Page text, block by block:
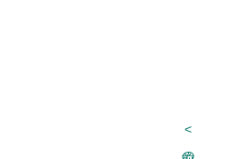
<
前の記事